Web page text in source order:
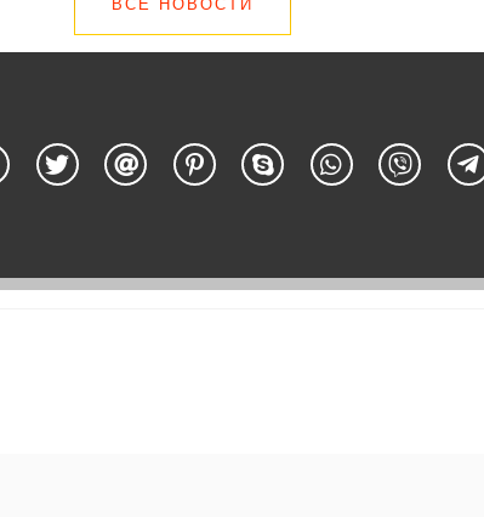
ВСЕ НОВОСТИ